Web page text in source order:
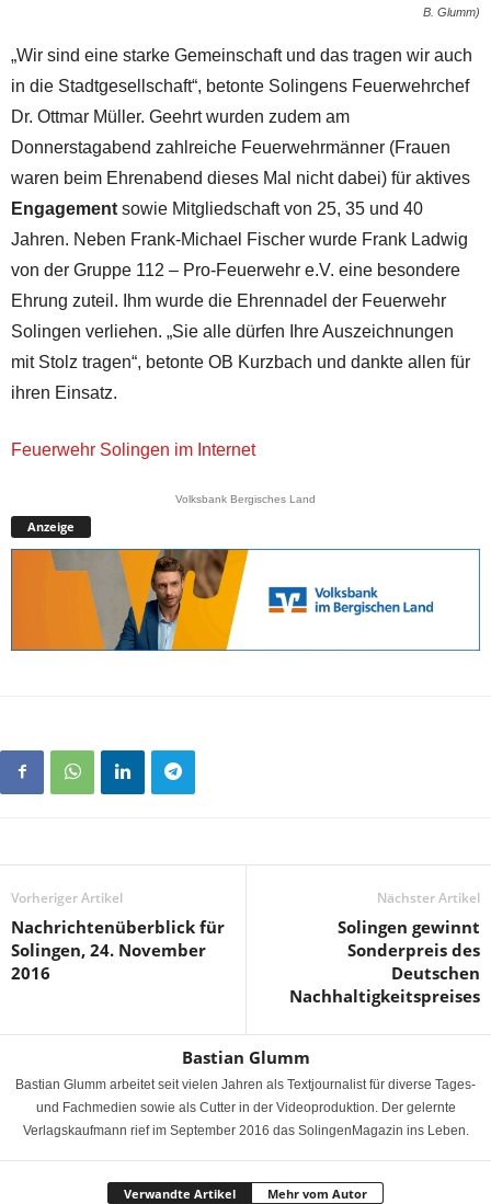
B. Glumm)
„Wir sind eine starke Gemeinschaft und das tragen wir auch
in die Stadtgesellschaft“, betonte Solingens Feuerwehrchef
Dr. Ottmar Müller. Geehrt wurden zudem am
Donnerstagabend zahlreiche Feuerwehrmänner (Frauen
waren beim Ehrenabend dieses Mal nicht dabei) für aktives
Engagement sowie Mitgliedschaft von 25, 35 und 40
Jahren. Neben Frank-Michael Fischer wurde Frank Ladwig
von der Gruppe 112 – Pro-Feuerwehr e.V. eine besondere
Ehrung zuteil. Ihm wurde die Ehrennadel der Feuerwehr
Solingen verliehen. „Sie alle dürfen Ihre Auszeichnungen
mit Stolz tragen“, betonte OB Kurzbach und dankte allen für
ihren Einsatz.
Feuerwehr Solingen im Internet
Volksbank Bergisches Land
Anzeige
Vorheriger Artikel
Nachrichtenüberblick für
Solingen, 24. November
2016
Nächster Artikel
Solingen gewinnt
Sonderpreis des
Deutschen
Nachhaltigkeitspreises
Bastian Glumm
Bastian Glumm arbeitet seit vielen Jahren als Textjournalist für diverse Tages-
und Fachmedien sowie als Cutter in der Videoproduktion. Der gelernte
Verlagskaufmann rief im September 2016 das SolingenMagazin ins Leben.
Verwandte Artikel Mehr vom Autor